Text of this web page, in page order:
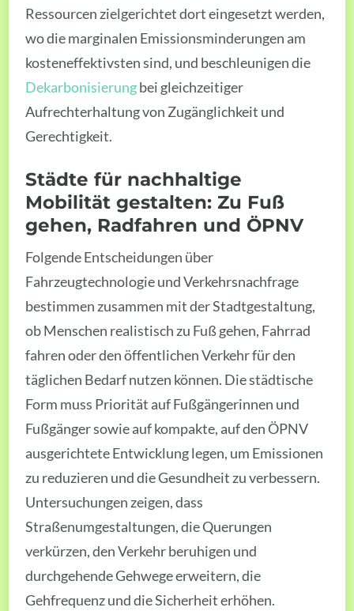
Ressourcen zielgerichtet dort eingesetzt werden,
wo die marginalen Emissionsminderungen am
kosteneffektivsten sind, und beschleunigen die
Dekarbonisierungbei gleichzeitiger
Aufrechterhaltung von Zugänglichkeit und
Gerechtigkeit.
Städte für nachhaltige
Mobilität gestalten: Zu Fuß
gehen, Radfahren und ÖPNV
Folgende Entscheidungen über
Fahrzeugtechnologie und Verkehrsnachfrage
bestimmen zusammen mit der Stadtgestaltung,
ob Menschen realistisch zu Fuß gehen, Fahrrad
fahren oder den öffentlichen Verkehr für den
täglichen Bedarf nutzen können. Die städtische
Form muss Priorität auf Fußgängerinnen und
Fußgänger sowie auf kompakte, auf den ÖPNV
ausgerichtete Entwicklung legen, um Emissionen
zu reduzieren und die Gesundheit zu verbessern.
Untersuchungen zeigen, dass
Straßenumgestaltungen, die Querungen
verkürzen, den Verkehr beruhigen und
durchgehende Gehwege erweitern, die
Gehfrequenz und die Sicherheit erhöhen.